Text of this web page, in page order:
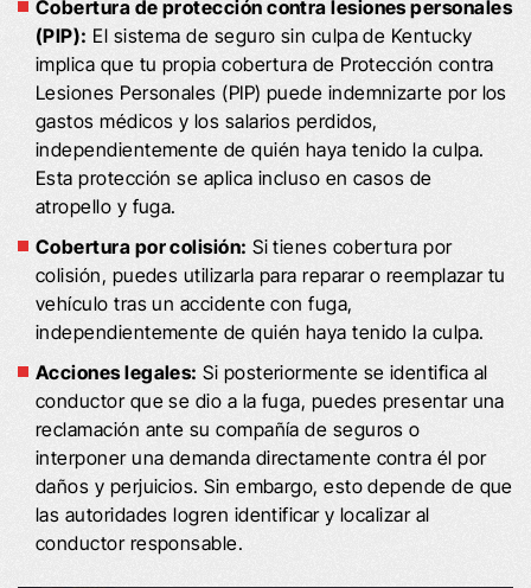
Cobertura de protección contra lesiones personales
(PIP): El sistema de seguro sin culpa de Kentucky
implica que tu propia cobertura de Protección contra
Lesiones Personales (PIP) puede indemnizarte por los
gastos médicos y los salarios perdidos,
independientemente de quién haya tenido la culpa.
Esta protección se aplica incluso en casos de
atropello y fuga.
Cobertura por colisión: Si tienes cobertura por
colisión, puedes utilizarla para reparar o reemplazar tu
vehículo tras un accidente con fuga,
independientemente de quién haya tenido la culpa.
Acciones legales: Si posteriormente se identifica al
conductor que se dio a la fuga, puedes presentar una
reclamación ante su compañía de seguros o
interponer una demanda directamente contra él por
daños y perjuicios. Sin embargo, esto depende de que
las autoridades logren identificar y localizar al
conductor responsable.